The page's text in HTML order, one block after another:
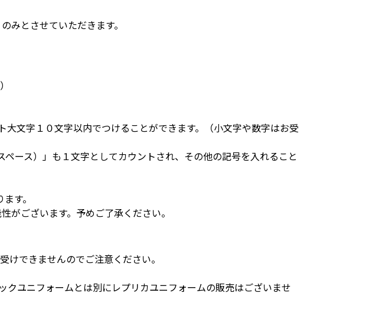
みとさせていただきます。
文字１０文字以内でつけることができます。（小文字や数字はお受
ース）」も１文字としてカウントされ、その他の記号を入れること
す。
がございます。予めご了承ください。
けできませんのでご注意ください。
ユニフォームとは別にレプリカユニフォームの販売はございませ